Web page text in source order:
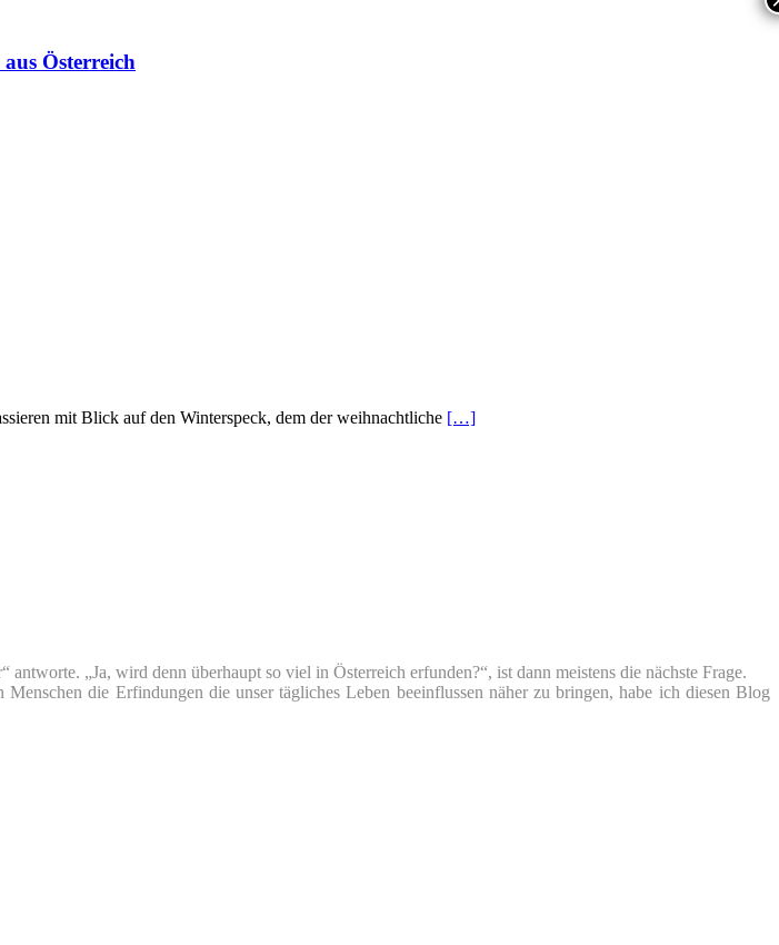
Österreich
mit Blick auf den Winterspeck, dem der weihnachtliche […]
„Ja, wird denn überhaupt so viel in Österreich erfunden?“, ist dann meistens die nächste Frage.
die Erfindungen die unser tägliches Leben beeinflussen näher zu bringen, habe ich diesen Blog